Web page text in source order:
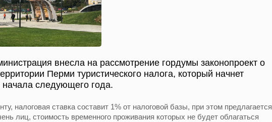
внесла на рассмотрение гордумы законопроект о
Перми туристического налога, который начнет
начала следующего года.
налоговая ставка составит 1% от налоговой базы, при этом предлагается
лиц, стоимость временного проживания которых не будет облагаться